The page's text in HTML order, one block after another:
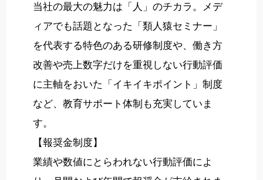
当社の最大の魅力は「人」のチカラ。メデ
ィアでも話題となった「類人猿セミナー」
を代表する特色のある研修制度や、働き方
改善や売上数字だけを重視しない行動評価
に主軸をおいた「イキイキポイント」制度
など、教育サポート体制も充実していま
す。
【報奨金制度】
業績や数値にとらわれない行動評価によ